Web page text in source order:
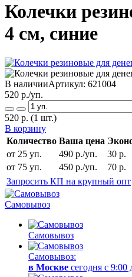
Колечки
4 см, синие
В наличииАртикул: 621004
520 р./уп.
520 р. (1 шт.)
В корзину
Количество Ваша цена
от 25 уп.
490 р./уп.
30 р.
от 75 уп.
450 р./уп.
70 р.
Запросить КП на крупный опт
Самовывоз
Самовывоз
Самовывоз:
в Москве сегодня с 9:00